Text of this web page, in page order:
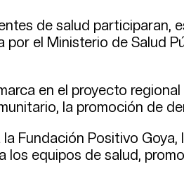
de salud participaran,
por el Ministerio de Salud
en el proyecto
la promoción de
la Fundación Positivo
los equipos de salud,